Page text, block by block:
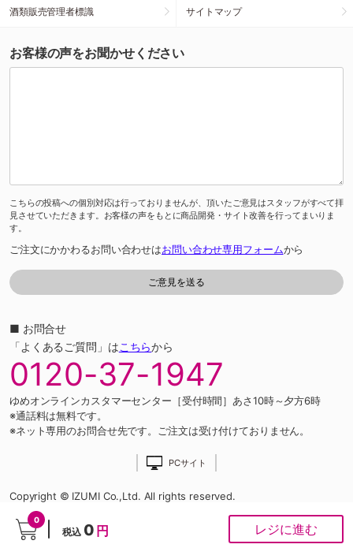
0
税込 0 円 レジに進む
酒類販売管理者標識 サイトマップ
お客様の声をお聞かせください
こちらの投稿への個別対応は行っておりませんが、頂いたご意見はスタッフがすべて拝
見させていただきます。お客様の声をもとに商品開発・サイト改善を行ってまいりま
す。
ご注文にかかわるお問い合わせはお問い合わせ専用フォームから
■ お問合せ
「よくあるご質問」はこちらから
0120-37-1947
ゆめオンラインカスタマーセンター［受付時間］あさ10時～夕方6時
※通話料は無料です。
※ネット専用のお問合せ先です。ご注文は受け付けておりません。
PCサイト
Copyright © IZUMI Co.,Ltd. All rights reserved.